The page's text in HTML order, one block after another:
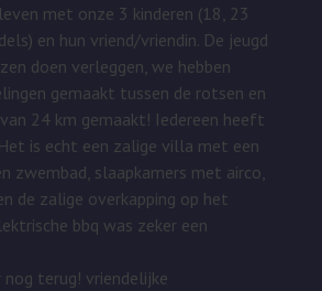
met onze 3 kinderen (18, 23
en hun vriend/vriendin. De jeugd
doen verleggen, we hebben
gemaakt tussen de rotsen en
24 km gemaakt! Iedereen heeft
Het is echt een zalige villa met een
zwembad, slaapkamers met airco,
de zalige overkapping op het
bbq was zeker een
nog terug! vriendelijke